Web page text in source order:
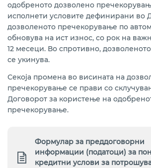
одобреното дозволено
исполнети условите дефинирани во
дозволеното пречекорување по
обновува на ист износ, со рок на
12 месеци. Во спротивно,
се укинува.
Секоја промена во висината на
пречекорување се прави со
Договорот за користење на
пречекорување.
Формулар за преддоговорни
информации (податоци) за
кредитни услови за